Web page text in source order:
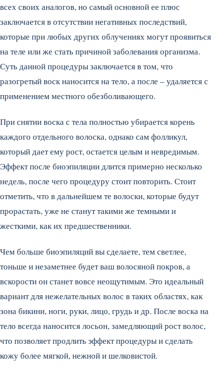
всех своих аналогов, но самый основной ее плюс
заключается в отсутствии негативных последствий,
которые при любых других облучениях могут проявиться
на теле или же стать причиной заболевания организма.
Суть данной процедуры заключается в том, что
разогретый воск наносится на тело, а после – удаляется с
применением местного обезболивающего.
При снятии воска с тела полностью убирается корень
каждого отдельного волоска, однако сам фолликул,
который дает ему рост, остается целым и невредимым.
Эффект после биоэпиляции длится примерно несколько
недель, после чего процедуру стоит повторить. Стоит
отметить, что в дальнейшем те волоски, которые будут
прорастать, уже не станут такими же темными и
жесткими, как их предшественники.
Чем больше биоэпиляций вы сделаете, тем светлее,
тоньше и незаметнее будет ваш волосяной покров, а
вскорости он станет вовсе неощутимым. Это идеальный
вариант для нежелательных волос в таких областях, как
зона бикини, ноги, руки, лицо, грудь и др. После воска на
тело всегда наносится лосьон, замедляющий рост волос,
что позволяет продлить эффект процедуры и сделать
кожу более мягкой, нежной и шелковистой.